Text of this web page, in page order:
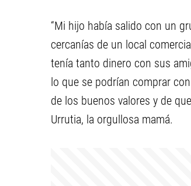
“Mi hijo había salido con un
cercanías de un local
tenía tanto dinero con sus
lo que se podrían comprar
de los buenos valores y de
Urrutia, la orgullosa mamá.